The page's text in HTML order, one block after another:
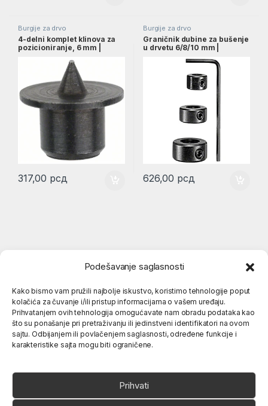
Podešavanje saglasnosti
Kako bismo vam pružili najbolje iskustvo, koristimo tehnologije poput
kolačića za čuvanje i/ili pristup informacijama o vašem uređaju.
Prihvatanjem ovih tehnologija omogućavate nam obradu podataka kao
što su ponašanje pri pretraživanju ili jedinstveni identifikatori na ovom
sajtu. Odbijanjem ili povlačenjem saglasnosti, određene funkcije i
karakteristike sajta mogu biti ograničene.
Prihvati
Burgije za drvo
4-delni komplet klinova za
pozicioniranje, 6 mm |
317,00 рсд
Burgije za drvo
Graničnik dubine za bušenje
u drvetu 6/8/10 mm |
626,00 рсд
Popularne kategorije
O nama